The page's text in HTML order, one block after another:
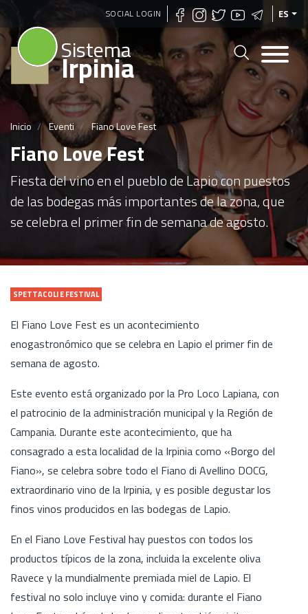
Pasar
contenido
principal
SOCIAL LOGIN ES
Sistema
Irpinia
Inicio Eventi Fiano Love Fest
Fiano Love Fest
Fiesta del vino en el pueblo de Lapio con puestos
de las bodegas más importantes de la zona, que
se celebra el primer fin de semana de agosto.
SPETTACOLI E FESTIVAL
El Fiano Love Fest es un acontecimiento
enogastronómico que se celebra en Lapio el primer fin de
semana de agosto.
Este evento está organizado por la Pro Loco Lapiana, con
el patrocinio de la administración municipal y la Región de
Campania. Durante este acontecimiento, que ha
consagrado a esta localidad de la Irpinia como «Borgo del
Fiano», se celebra sobre todo el Fiano di Avellino DOCG,
extraordinario vino de la Irpinia, y es posible degustar los
finos vinos producidos en las bodegas de Lapio.
En el Fiano Love Festival hay puestos con todos los
productos típicos de la zona, incluida la excelente oliva
Ravece y la mundialmente premiada miel de Lapio. El
festival no solo incluye vino y comida: durante el Fiano